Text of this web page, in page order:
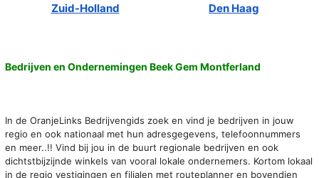
Zuid-Holland Den Haag
Bedrijven en Ondernemingen Beek Gem Montferland
In de OranjeLinks Bedrijvengids zoek en vind je bedrijven in jouw
regio en ook nationaal met hun adresgegevens, telefoonnummers
en meer..!! Vind bij jou in de buurt regionale bedrijven en ook
dichtstbijzijnde winkels van vooral lokale ondernemers. Kortom lokaal
in de regio vestigingen en filialen met routeplanner en bovendien